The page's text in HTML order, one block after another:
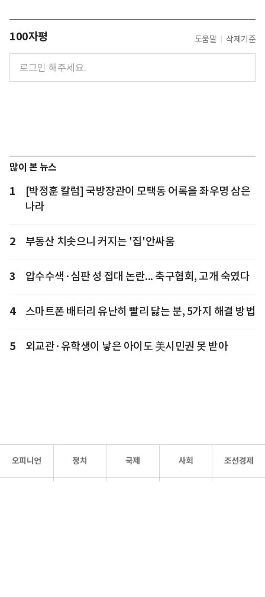
100자평 도움말 삭제기준
많이 본 뉴스
1
[박정훈 칼럼] 국방장관이 모택동 어록을 좌우명 삼은
나라
2 부동산 치솟으니 커지는 '집'안싸움
3 압수수색·심판 성 접대 논란... 축구협회, 고개 숙였다
4 스마트폰 배터리 유난히 빨리 닳는 분, 5가지 해결 방법
5 외교관·유학생이 낳은 아이도 美시민권 못 받아
오피니언 정치 국제 사회 조선경제